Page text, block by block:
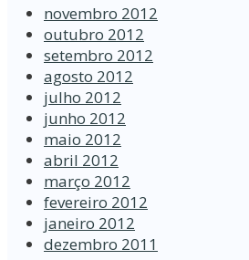
novembro 2012
outubro 2012
setembro 2012
agosto 2012
julho 2012
junho 2012
maio 2012
abril 2012
março 2012
fevereiro 2012
janeiro 2012
dezembro 2011